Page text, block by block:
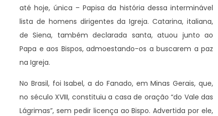
até hoje, única – Papisa da história dessa interminável
lista de homens dirigentes da Igreja. Catarina, italiana,
de Siena, também declarada santa, atuou junto ao
Papa e aos Bispos, admoestando-os a buscarem a paz
na Igreja.
No Brasil, foi Isabel, a do Fanado, em Minas Gerais, que,
no século XVIII, constituiu a casa de oração “do Vale das
Lágrimas”, sem pedir licença ao Bispo. Advertida por ele,